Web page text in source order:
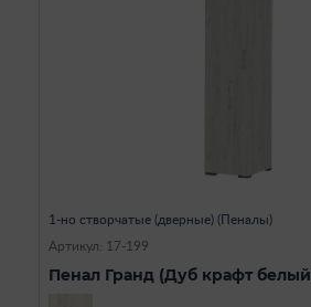
1-но створчатые (дверные) (Пеналы)
Артикул: 17-199
Пенал Гранд (Дуб крафт